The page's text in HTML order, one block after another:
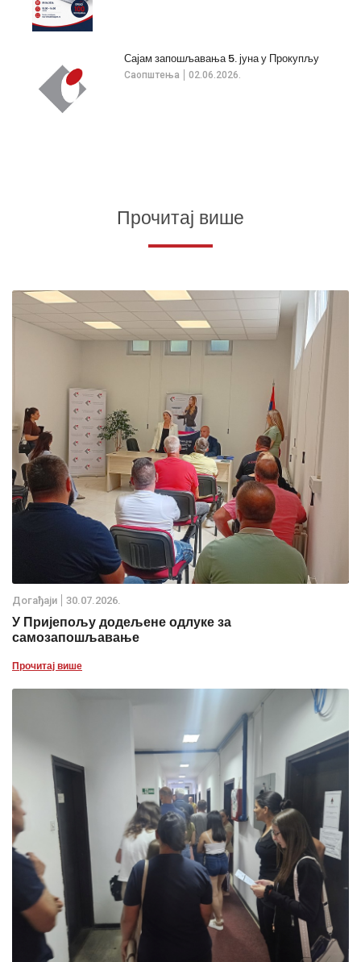
Саопштења 02.06.2026.
Сајам запошљавања 5. јуна у Прокупљу
Прочитај више
Дoгађаjи 30.07.2026.
У Пријепољу додељене одлуке за
самозапошљавање
Прочитај више